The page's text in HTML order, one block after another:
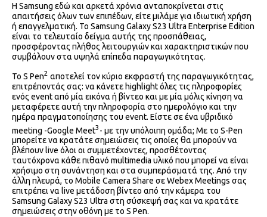
Η Samsung εδώ και αρκετά χρόνια ανταποκρίνεται στις
απαιτήσεις όλων των επιπέδων, είτε μιλάμε για ιδιωτική χρήση
ή επαγγελματική. Το Samsung Galaxy S23 Ultra Enterprise Edition
είναι το τελευταίο δείγμα αυτής της προσπάθειας,
προσφέροντας πλήθος λειτουργιών και χαρακτηριστικών που
συμβάλουν στα υψηλά επίπεδα παραγωγικότητας.
Το S Pen2 αποτελεί τον κύριο εκφραστή της παραγωγικότητας,
επιτρέποντάς σας: να κάνετε highlight όλες τις πληροφορίες
ενός event από μία εικόνα ή βίντεο και με μία μόλις κίνηση να
μεταφέρετε αυτή την πληροφορία στο ημερολόγιο και την
ημέρα πραγματοποίησης του event. Είστε σε ένα υβριδικό
meeting -Google Meet3 - με την υπόλοιπη ομάδα; Με το S-Pen
μπορείτε να κρατάτε σημειώσεις τις οποίες θα μπορούν να
βλέπουν live όλοι οι συμμετέχοντες, προσθέτοντας
ταυτόχρονα κάθε πιθανό multimedia υλικό που μπορεί να είναι
χρήσιμο στη συνάντηση και στα συμπεράσματά της. Από την
άλλη πλευρά, το Mobile Camera Share σε Webex Meetings σας
επιτρέπει να live μετάδοση βίντεο από την κάμερα του
Samsung Galaxy S23 Ultra στη σύσκεψή σας και να κρατάτε
σημειώσεις στην οθόνη με το S Pen.